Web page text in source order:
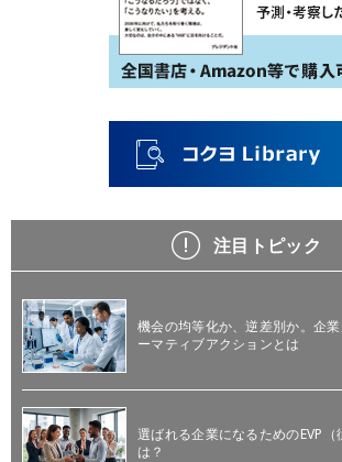
注目トピック
機会の均等化か、逆差別か。企
ーマティブアクションとは
選ばれる企業になるためのEVP（
は？